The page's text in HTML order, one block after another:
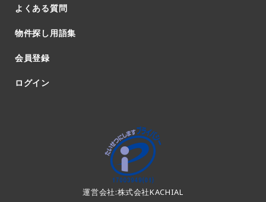
よくある質問
物件探し用語集
会員登録
ログイン
運営会社:株式会社KACHIAL